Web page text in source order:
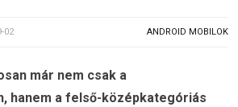
02 ANDROID MOBILOK
már nem csak a
hanem a felső-középkategóriás